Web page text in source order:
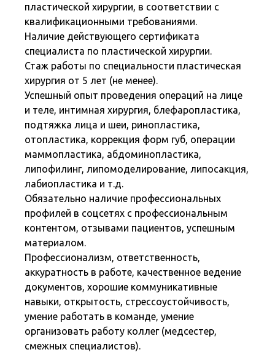
пластической хирургии, в соответствии с
квалификационными требованиями.
Наличие действующего сертификата
специалиста по пластической хирургии.
Стаж работы по специальности пластическая
хирургия от 5 лет (не менее).
Успешный опыт проведения операций на лице
и теле, интимная хирургия, блефаропластика,
подтяжка лица и шеи, ринопластика,
отопластика, коррекция форм губ, операции
маммопластика, абдоминопластика,
липофилинг, липомоделирование, липосакция,
лабиопластика и т.д.
Обязательно наличие профессиональных
профилей в соцсетях с профессиональным
контентом, отзывами пациентов, успешным
материалом.
Профессионализм, ответственность,
аккуратность в работе, качественное ведение
документов, хорошие коммуникативные
навыки, открытость, стрессоустойчивость,
умение работать в команде, умение
организовать работу коллег (медсестер,
смежных специалистов).